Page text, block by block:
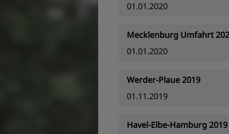
01.01.2020
Mecklenburg Umfahrt
01.01.2020
Werder-Plaue 2019
01.11.2019
Havel-Elbe-Hamburg 2019